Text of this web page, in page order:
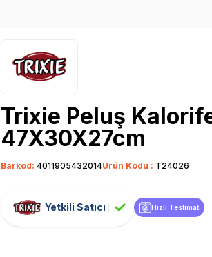
Trixie Peluş
47X30X27cm
Barkod: 4011905432014Ürün Kodu : T24026
Yetkili Satıcı Hızlı Teslimat